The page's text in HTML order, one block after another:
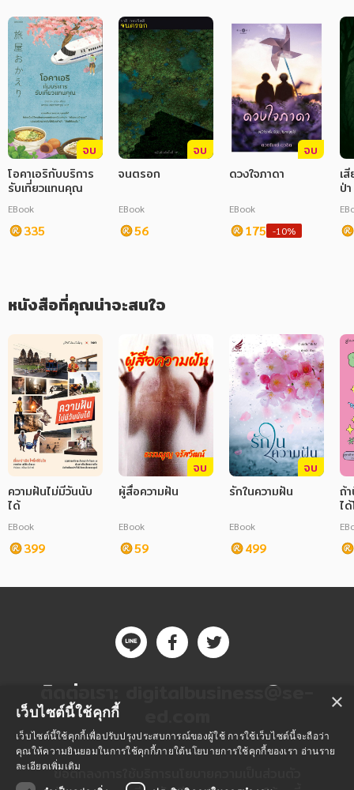
การเกษตร ชีววิทยา
การเรียน การศึกษา
เทคโนโลยี การสื่อสาร วิทยาศาสตร์
ภาษาศาสตร์
หนังสือเด็ก
การพัฒนาตนเอง
การ์ตูนความรู้ การ์ตูน
จบ
โอคาเอริกับบริการ
รับเที่ยวแทนคุณ
EBook
335
จบ
จนตรอก
EBook
56
จบ
ดวงใจภาดา
EBook
175 -10%
เ
ป่า
หนังสือที่คุณน่าจะสนใจ
ความฝันไม่มีวันนับ
ได้
EBook
399
จบ
ผู้สื่อความฝัน
EBook
59
จบ
รักในความฝัน
EBook
499
ถ้
ไ
ส
ติดต่อเรา: digitalbusiness@se-
ข้อตกลงการใช้บริการ
×
เว็บไซต์นี้ใช้คุกกี้
เว็บไซต์นี้ใช้คุกกี้เพื่อปรับปรุงประสบการณ์ของผู้ใช้ การใช้เว็บไซต์นี้จะถือว่า
คุณให้ความยินยอมในการใช้คุกกี้ภายใต้นโยบายการใช้คุกกี้ของเรา อ่านราย
ละเอียดเพิ่มเติม